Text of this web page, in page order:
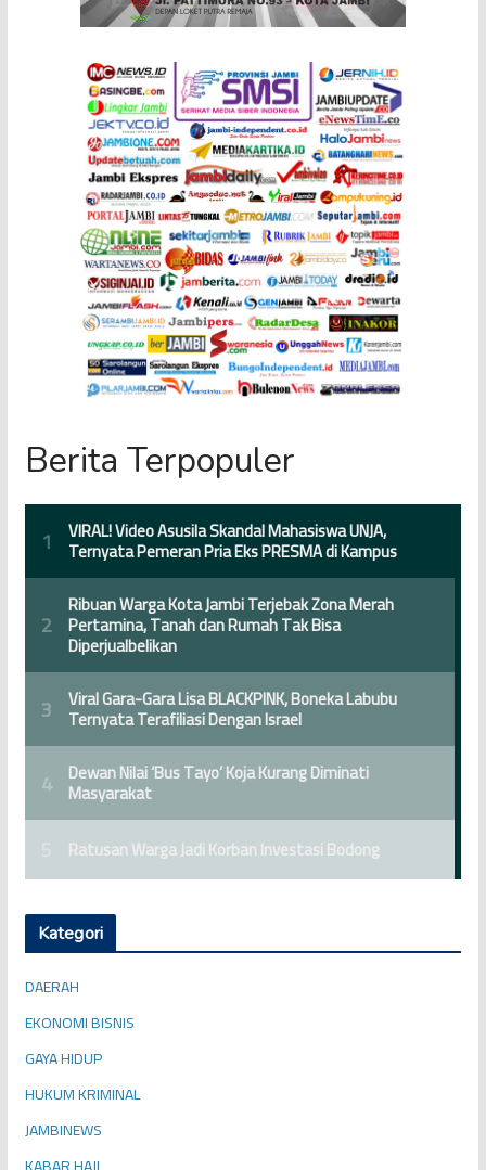
Berita Terpopuler
Kategori
DAERAH
EKONOMI BISNIS
GAYA HIDUP
HUKUM KRIMINAL
JAMBINEWS